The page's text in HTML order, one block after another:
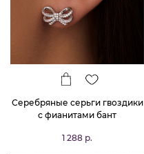
Серебряные серьги гвоздики
с фианитами бант
1 288 р.